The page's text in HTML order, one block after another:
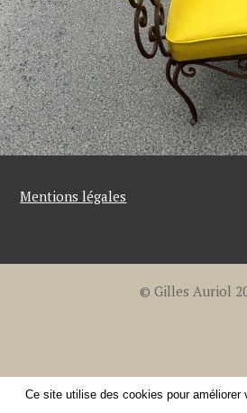
Ce site utilise des cookies pour améliorer
Mentions légales
© Gilles Auriol